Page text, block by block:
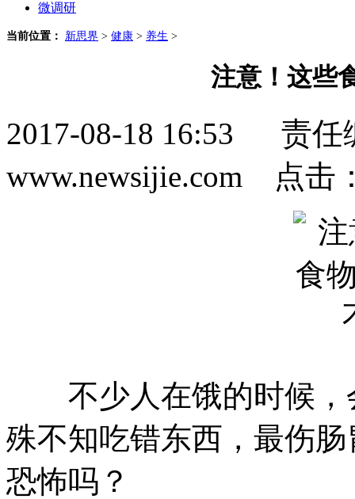
微调研
当前位置： 新思界 > 健康 > 养生 >
注意！这些
2017-08-18 16:53 责
www.newsijie.com 点击
不少人在饿的时候，
殊不知吃错东西，最伤
恐怖吗？